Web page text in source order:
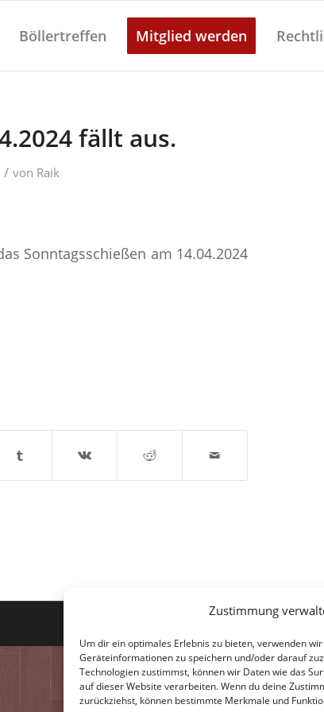
Zustimmung
Um dir ein optimales Erlebnis zu bieten, verwenden
Geräteinformationen zu speichern und/oder darauf
Technologien zustimmst, können wir Daten wie das
auf dieser Website verarbeiten. Wenn du deine
zurückziehst, können bestimmte Merkmale und
Böllertreffen Mitglied werden
fällt aus.
/ von Raik
Sonntagsschießen am 14.04.2024
Impressum